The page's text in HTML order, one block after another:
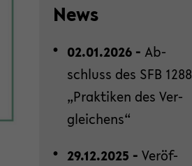
News
02.01.2026 - Ab­
schluss des SFB 1288
„Prak­ti­ken des Ver­
glei­chens“
29.12.2025 - Ver­öf­